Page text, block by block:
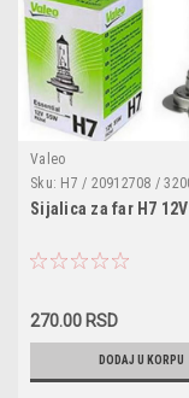
Valeo
Sku: H7 / 20912708 /
14145090 / N10320101 /
N10320102 / N10320103 /
63126904931 /
63216926911 /
Sijalica za far H7
270.00 RSD
DODAJ U KORPU